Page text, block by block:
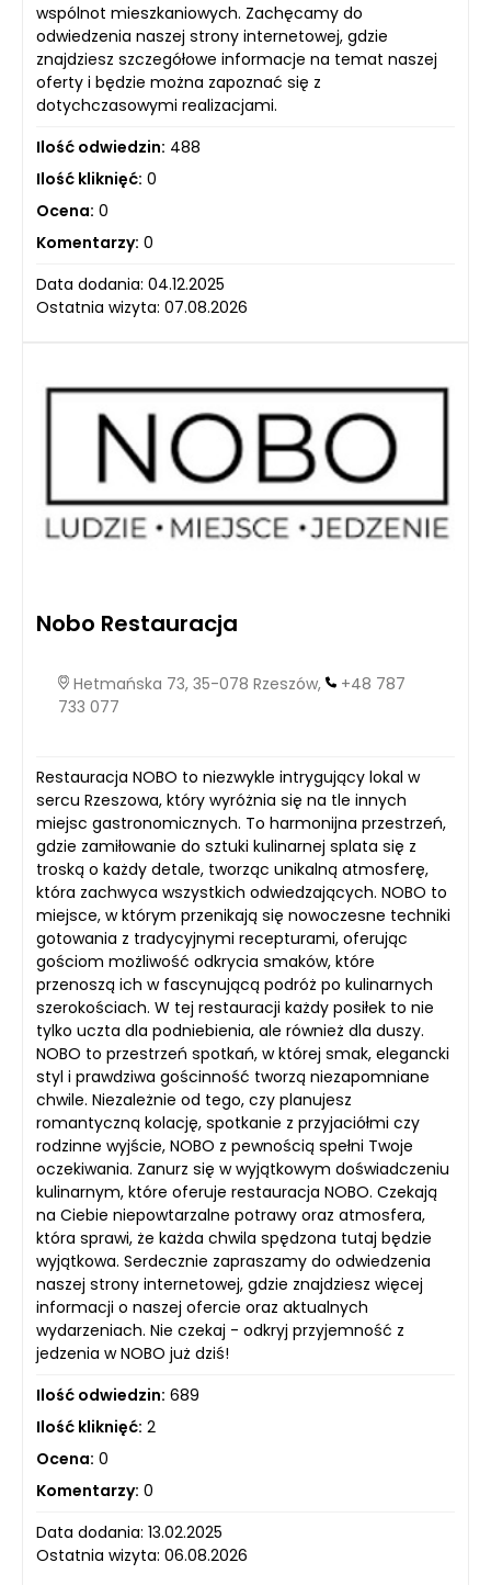
wspólnot mieszkaniowych. Zachęcamy do
odwiedzenia naszej strony internetowej, gdzie
znajdziesz szczegółowe informacje na temat naszej
oferty i będzie można zapoznać się z
dotychczasowymi realizacjami.
Ilość odwiedzin: 488
Ilość kliknięć: 0
Ocena: 0
Komentarzy: 0
Data dodania: 04.12.2025
Ostatnia wizyta: 07.08.2026
Nobo Restauracja
Hetmańska 73, 35-078 Rzeszów,
+48 787
733 077
Restauracja NOBO to niezwykle intrygujący lokal w
sercu Rzeszowa, który wyróżnia się na tle innych
miejsc gastronomicznych. To harmonijna przestrzeń,
gdzie zamiłowanie do sztuki kulinarnej splata się z
troską o każdy detale, tworząc unikalną atmosferę,
która zachwyca wszystkich odwiedzających. NOBO to
miejsce, w którym przenikają się nowoczesne techniki
gotowania z tradycyjnymi recepturami, oferując
gościom możliwość odkrycia smaków, które
przenoszą ich w fascynującą podróż po kulinarnych
szerokościach. W tej restauracji każdy posiłek to nie
tylko uczta dla podniebienia, ale również dla duszy.
NOBO to przestrzeń spotkań, w której smak, elegancki
styl i prawdziwa gościnność tworzą niezapomniane
chwile. Niezależnie od tego, czy planujesz
romantyczną kolację, spotkanie z przyjaciółmi czy
rodzinne wyjście, NOBO z pewnością spełni Twoje
oczekiwania. Zanurz się w wyjątkowym doświadczeniu
kulinarnym, które oferuje restauracja NOBO. Czekają
na Ciebie niepowtarzalne potrawy oraz atmosfera,
która sprawi, że każda chwila spędzona tutaj będzie
wyjątkowa. Serdecznie zapraszamy do odwiedzenia
naszej strony internetowej, gdzie znajdziesz więcej
informacji o naszej ofercie oraz aktualnych
wydarzeniach. Nie czekaj - odkryj przyjemność z
jedzenia w NOBO już dziś!
Ilość odwiedzin: 689
Ilość kliknięć: 2
Ocena: 0
Komentarzy: 0
Data dodania: 13.02.2025
Ostatnia wizyta: 06.08.2026